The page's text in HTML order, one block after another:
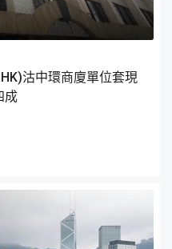
沽中環商廈單位套現
成